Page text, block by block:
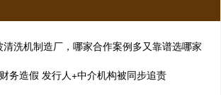
洗机制造厂，哪家合作案例多又靠谱选哪家
务造假 发行人+中介机构被同步追责